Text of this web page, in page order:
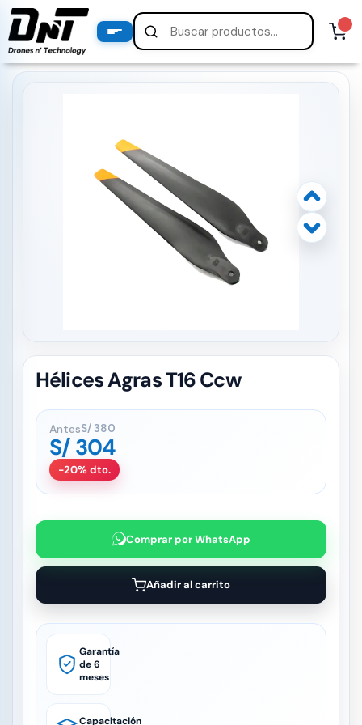
Hélices Agras T16 Ccw
AntesS/380
S/ 304
-20% dto.
Comprar por WhatsApp
Añadir al carrito
Garantía
de 6
meses
Capacitación
PRODUCTOS
productos destacados